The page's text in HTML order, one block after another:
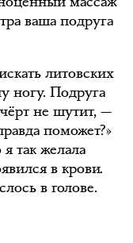
ваша подруга
литовских
ногу. Подруга
не шутит, —
поможет?»
так желала
в крови.
в голове.